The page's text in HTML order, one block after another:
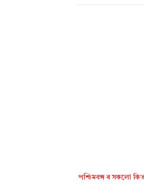
পশ্চিমবঙ্গ ৰ সকলো